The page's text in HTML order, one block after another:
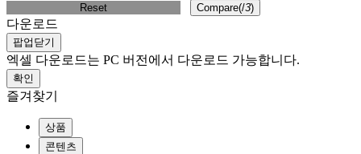
Reset Compare(/3)
다운로드
팝업닫기
엑셀 다운로드는 PC 버전에서 다운로드 가능합니다.
확인
즐겨찾기
상품
콘텐츠